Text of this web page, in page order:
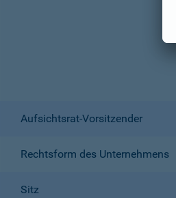
Aufsichtsrat-Vorsitzender
Rechtsform des Unternehmens
Sitz